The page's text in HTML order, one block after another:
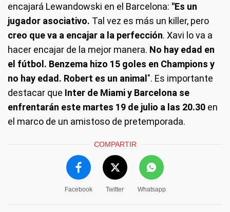
encajará Lewandowski en el Barcelona: "Es un
jugador asociativo. Tal vez es más un killer, pero
creo que va a encajar a la perfección. Xavi lo va a
hacer encajar de la mejor manera. No hay edad en
el fútbol. Benzema hizo 15 goles en Champions y
no hay edad. Robert es un animal". Es importante
destacar que Inter de Miami y Barcelona se
enfrentarán este martes 19 de julio a las 20.30 en
el marco de un amistoso de pretemporada.
COMPARTIR
Facebook Twitter Whatsapp